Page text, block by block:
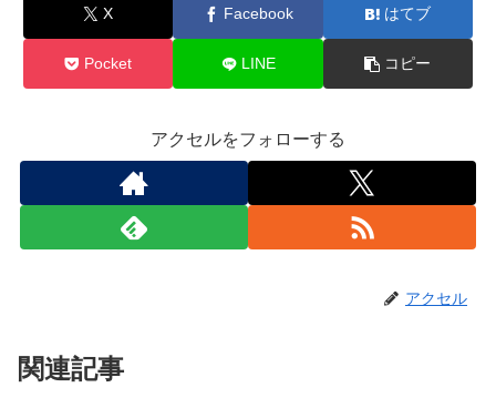
X Facebook はてブ
Pocket LINE コピー
アクセルをフォローする
アクセル
関連記事